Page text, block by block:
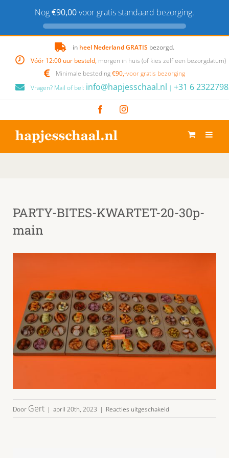
Nog€90,00voor gratis standaard bezorging.
content
in heel Nederland GRATIS bezorgd.
Vóór 12:00 uur besteld, morgen in huis (of kies zelf een bezorgdatum)
Minimale besteding€90,-voor gratis bezorging
Vragen? Mail of bel: info@hapjesschaal.nl | +31 6
FacebookInstagram
PARTY-BITES-KWARTET-20-30p-
main
Door Gert | april 20th, 2023 | Reacties uitgeschakeld
PARTY-